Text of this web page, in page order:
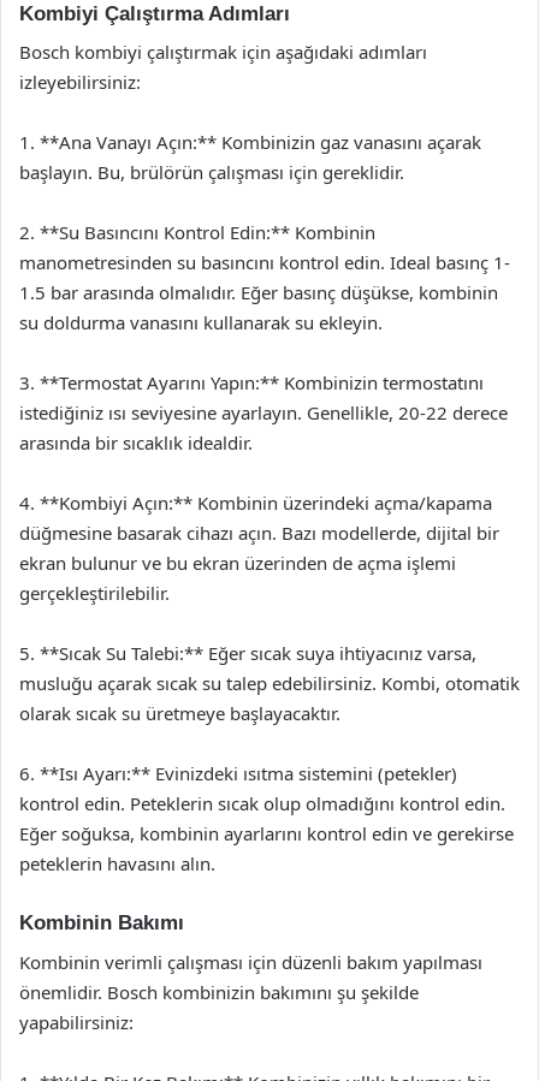
Kombiyi Çalıştırma Adımları
Bosch kombiyi çalıştırmak için aşağıdaki adımları
izleyebilirsiniz:
1. **Ana Vanayı Açın:** Kombinizin gaz vanasını açarak
başlayın. Bu, brülörün çalışması için gereklidir.
2. **Su Basıncını Kontrol Edin:** Kombinin
manometresinden su basıncını kontrol edin. Ideal basınç 1-
1.5 bar arasında olmalıdır. Eğer basınç düşükse, kombinin
su doldurma vanasını kullanarak su ekleyin.
3. **Termostat Ayarını Yapın:** Kombinizin termostatını
istediğiniz ısı seviyesine ayarlayın. Genellikle, 20-22 derece
arasında bir sıcaklık idealdir.
4. **Kombiyi Açın:** Kombinin üzerindeki açma/kapama
düğmesine basarak cihazı açın. Bazı modellerde, dijital bir
ekran bulunur ve bu ekran üzerinden de açma işlemi
gerçekleştirilebilir.
5. **Sıcak Su Talebi:** Eğer sıcak suya ihtiyacınız varsa,
musluğu açarak sıcak su talep edebilirsiniz. Kombi, otomatik
olarak sıcak su üretmeye başlayacaktır.
6. **Isı Ayarı:** Evinizdeki ısıtma sistemini (petekler)
kontrol edin. Peteklerin sıcak olup olmadığını kontrol edin.
Eğer soğuksa, kombinin ayarlarını kontrol edin ve gerekirse
peteklerin havasını alın.
Kombinin Bakımı
Kombinin verimli çalışması için düzenli bakım yapılması
önemlidir. Bosch kombinizin bakımını şu şekilde
yapabilirsiniz: